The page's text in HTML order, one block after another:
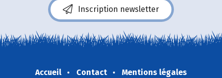
Inscription newsletter
Accueil Contact
Mentions légales